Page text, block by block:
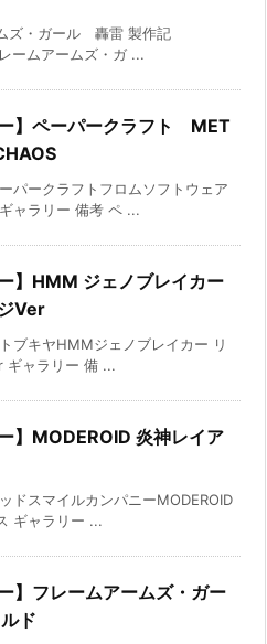
ズ・ガール 轟雷 製作記
ームアームズ・ガ ...
ー】ペーパークラフト MET
パークラフトフロムソフトウェア
ャラリー 備考 ペ ...
ー】HMM ジェノブレイカー
Ver
ブキヤHMMジェノブレイカー リ
ギャラリー 備 ...
】MODEROID 炎神レイア
ドスマイルカンパニーMODEROID
ギャラリー ...
】フレームアームズ・ガー
ド